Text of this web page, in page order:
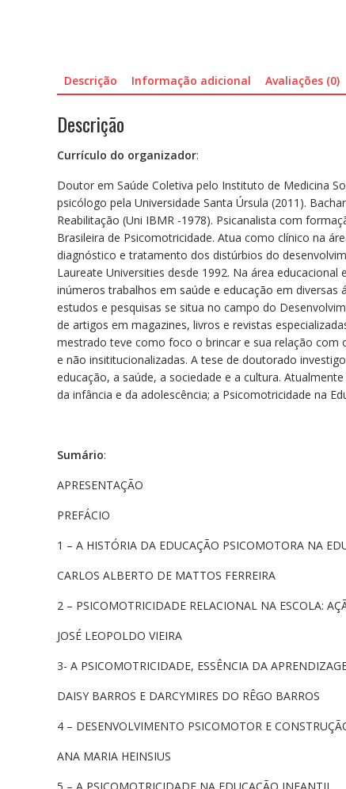
Descrição Informação adicional Avaliações (0)
Descrição
Currículo do organizador:
Doutor em Saúde Coletiva pelo Instituto de Medicina
psicólogo pela Universidade Santa Úrsula (2011).
Reabilitação (Uni IBMR -1978). Psicanalista com
Brasileira de Psicomotricidade. Atua como clínico na
diagnóstico e tratamento dos distúrbios do
Laureate Universities desde 1992. Na área
inúmeros trabalhos em saúde e educação em diversas
estudos e pesquisas se situa no campo do
de artigos em magazines, livros e revistas
mestrado teve como foco o brincar e sua relação com
e não insititucionalizadas. A tese de doutorado
educação, a saúde, a sociedade e a cultura.
da infância e da adolescência; a Psicomotricidade na
Sumário:
APRESENTAÇÃO
PREFÁCIO
1 – A HISTÓRIA DA EDUCAÇÃO PSICOMOTORA NA
CARLOS ALBERTO DE MATTOS FERREIRA
2 – PSICOMOTRICIDADE RELACIONAL NA ESCOLA:
JOSÉ LEOPOLDO VIEIRA
3- A PSICOMOTRICIDADE, ESSÊNCIA DA
DAISY BARROS E DARCYMIRES DO RÊGO BARROS
4 – DESENVOLVIMENTO PSICOMOTOR E
ANA MARIA HEINSIUS